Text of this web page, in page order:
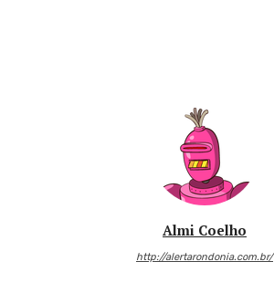
Almi Coelho
http://alertarondonia.com.br/